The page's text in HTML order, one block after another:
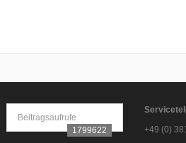
Beitragsaufrufe
1799622
+49 (0)